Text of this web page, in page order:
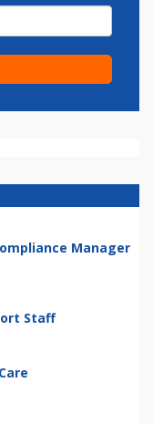
Manager
Staff